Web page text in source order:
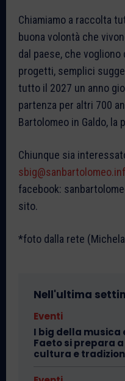
Chiamiamo a raccolta
buona volontà che
dal paese, che
progetti, semplici
tutto il 2027 un anno
partenza per altri 700
Bartolomeo in Galdo, la
Chiunque sia
facebook:
sito.
*foto dalla rete
Nell'ultima
Eventi
I big della
Faeto si prepara
cultura e